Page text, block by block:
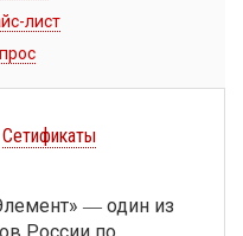
лист
Сетификаты
― один из